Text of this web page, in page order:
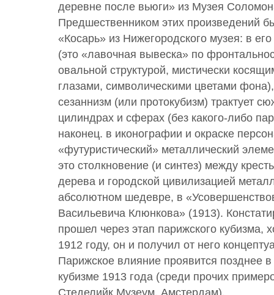
деревне после вьюги» из Музея
Предшественником этих произведений
«Косарь» из Нижегородского музея: в
(это «лавочная вывеска» по
овальной структурой, мистически
глазами, символическими цветами
сезаннизм (или протокубизм) трактует
цилиндрах и сферах (без какого-либо
наконец. в иконографии и окраске
«футуристический» металлический
это столкновение (и синтез) между
дерева и городской цивилизацией
абсолютном шедевре, в
Васильевича Клюнкова» (1913).
прошел через этап парижского кубизма,
1912 году, он и получил от него
Парижское влияние проявится позднее в
кубизме 1913 года (среди прочих
Стеделийк Музеум, Амстердам).